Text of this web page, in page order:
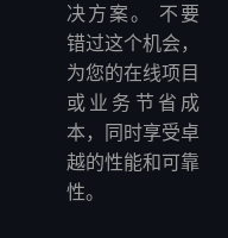
更多关于便宜低价的VPS
决方案。 不要
错过这个机会，
为您的在线项目
或业务节省成
本，同时享受卓
越的性能和可靠
性。